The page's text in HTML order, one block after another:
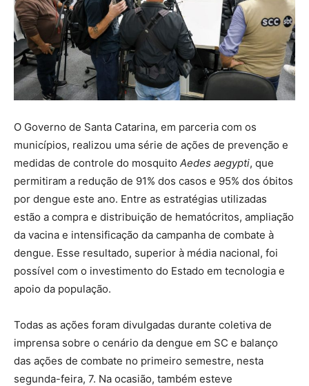
O Governo de Santa Catarina, em parceria com os
municípios, realizou uma série de ações de prevenção e
medidas de controle do mosquito Aedes aegypti, que
permitiram a redução de 91% dos casos e 95% dos óbitos
por dengue este ano. Entre as estratégias utilizadas
estão a compra e distribuição de hematócritos, ampliação
da vacina e intensificação da campanha de combate à
dengue. Esse resultado, superior à média nacional, foi
possível com o investimento do Estado em tecnologia e
apoio da população.
Todas as ações foram divulgadas durante coletiva de
imprensa sobre o cenário da dengue em SC e balanço
das ações de combate no primeiro semestre, nesta
segunda-feira, 7. Na ocasião, também esteve